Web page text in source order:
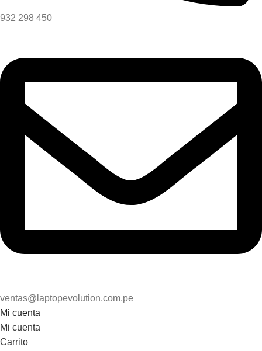
932 298 450
ventas@laptopevolution.com.pe
Mi cuenta
Mi cuenta
Carrito